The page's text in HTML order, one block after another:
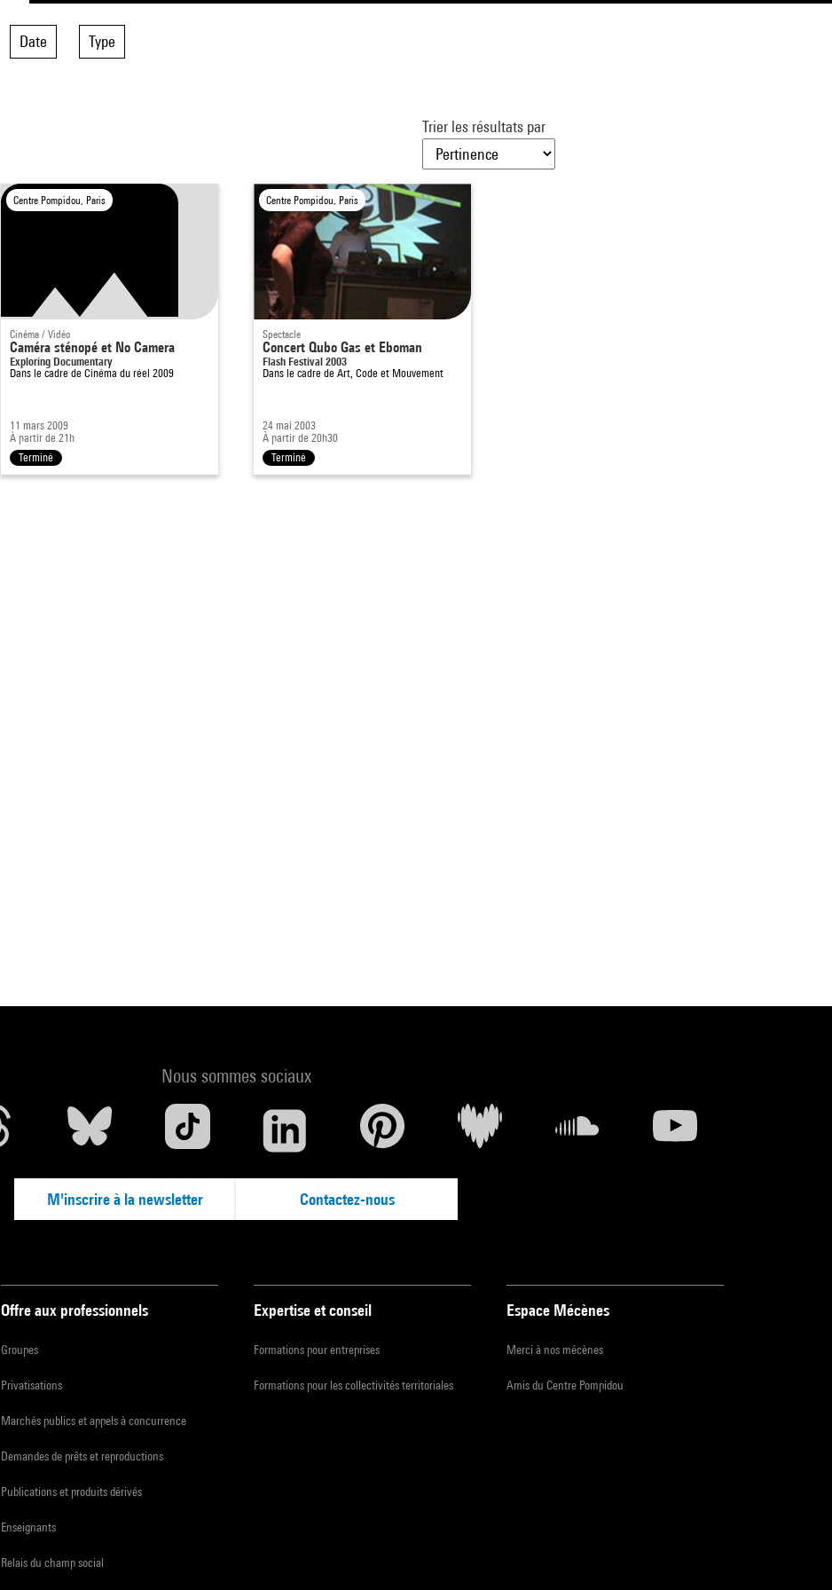
Date Type
Trier les résultats par
Centre Pompidou, Paris
Cinéma / Vidéo
Caméra sténopé et No Camera
Exploring Documentary
Dans le cadre de Cinéma du réel 2009
11 mars 2009
À partir de 21h
Terminé
Centre Pompidou, Paris
Spectacle
Concert Qubo Gas et Eboman
Flash Festival 2003
Dans le cadre de Art, Code et Mouvement
24 mai 2003
À partir de 20h30
Terminé
Nous sommes sociaux
M'inscrire à la newsletter Contactez-nous
Offre aux professionnels
Groupes
Privatisations
Marchés publics et appels à concurrence
Demandes de prêts et reproductions
Publications et produits dérivés
Enseignants
Relais du champ social
Expertise et conseil
Formations pour entreprises
Formations pour les collectivités territoriales
Espace Mécènes
Merci à nos mécènes
Amis du Centre Pompidou